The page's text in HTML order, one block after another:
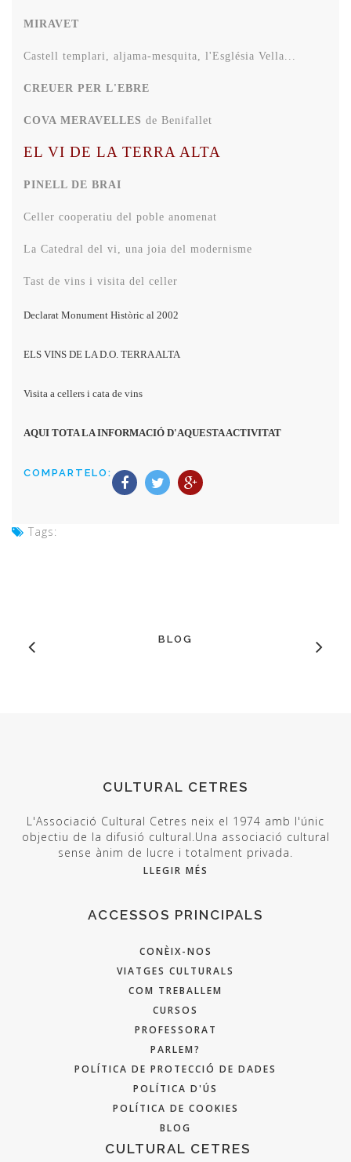
MIRAVET
Castell templari, aljama-mesquita, l'Església Vella...
CREUER PER L'EBRE
COVA MERAVELLES de Benifallet
EL VI DE LA TERRA ALTA
PINELL DE BRAI
Celler cooperatiu del poble anomenat
La Catedral del vi, una joia del modernisme
Tast de vins i visita del celler
Declarat Monument Històric al 2002
ELS VINS DE LA D.O. TERRA ALTA
Visita a cellers i cata de vins
AQUI TOTA LA INFORMACIÓ D'AQUESTA ACTIVITAT
COMPARTELO:
Tags:
BLOG
CULTURAL CETRES
L'Associació Cultural Cetres neix el 1974 amb l'únic
objectiu de la difusió cultural.Una associació cultural
sense ànim de lucre i totalment privada.
LLEGIR MÉS
ACCESSOS PRINCIPALS
CONÈIX-NOS
VIATGES CULTURALS
COM TREBALLEM
CURSOS
PROFESSORAT
PARLEM?
POLÍTICA DE PROTECCIÓ DE DADES
POLÍTICA D'ÚS
POLÍTICA DE COOKIES
BLOG
CULTURAL CETRES